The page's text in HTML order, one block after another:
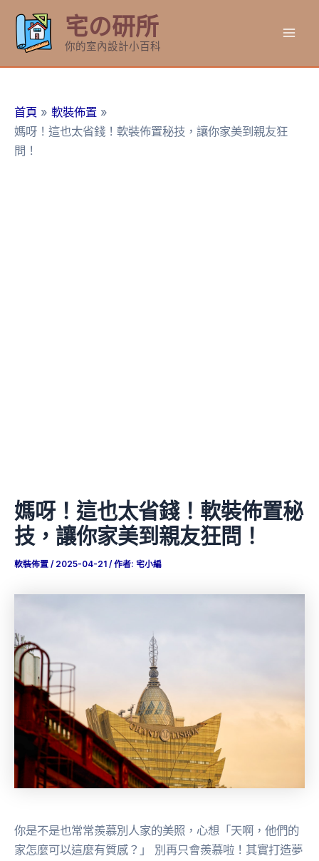
要
宅の研所
你的室內設計小百科
首頁
軟裝佈置
媽呀！這也太省錢！軟裝佈置秘技，讓你家美到親友狂
問！
媽呀！這也太省錢！軟裝佈置秘
技，讓你家美到親友狂問！
軟裝佈置 / 2025-04-21 / 作者: 宅小編
你是不是也常常羨慕別人家的美照，心想「天啊，他們的
家怎麼可以這麼有質感？」 別再只會羨慕啦！其實打造夢